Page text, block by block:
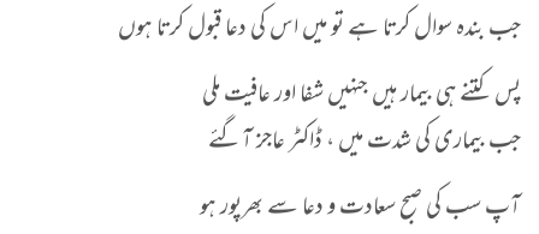
جب بندہ سوال کرتا ہے تو میں اس کی دعا قبول کرتا ہوں
پس کتنے ہی بیمار ہیں جنہیں شفا اور عافیت ملی
جب بیماری کی شدت میں ، ڈاکٹر عاجز آگئے
آپ سب کی صبح سعادت و دعا سے بھرپور ہو